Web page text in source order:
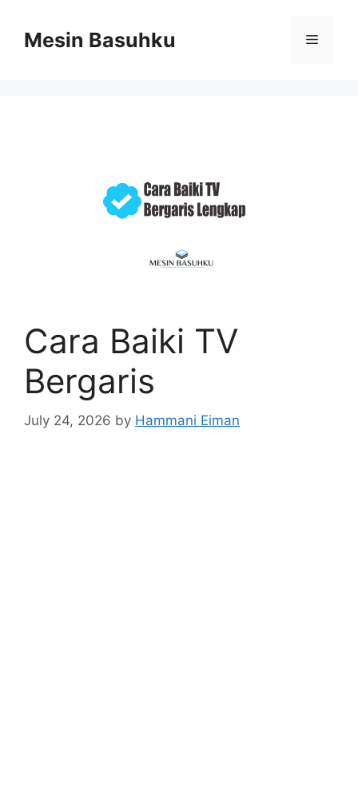
contentMesin Basuhku Menu
Cara Baiki TV
Bergaris
July 24, 2026 by Hammani Eiman